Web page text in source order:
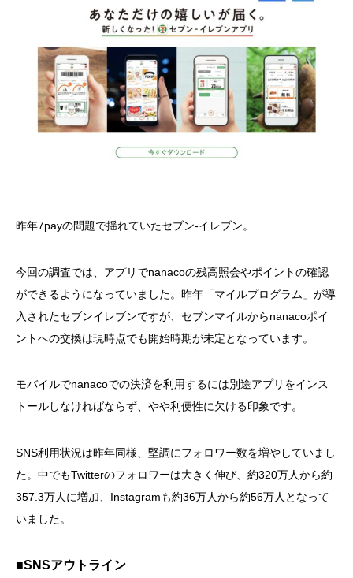
昨年7payの問題で揺れていたセブン-イレブン。
今回の調査では、アプリでnanacoの残高照会やポイントの確認
ができるようになっていました。昨年「マイルプログラム」が導
入されたセブンイレブンですが、セブンマイルからnanacoポイ
ントへの交換は現時点でも開始時期が未定となっています。
モバイルでnanacoでの決済を利用するには別途アプリをインス
トールしなければならず、やや利便性に欠ける印象です。
SNS利用状況は昨年同様、堅調にフォロワー数を増やしていまし
た。中でもTwitterのフォロワーは大きく伸び、約320万人から約
357.3万人に増加、Instagramも約36万人から約56万人となって
いました。
■SNSアウトライン